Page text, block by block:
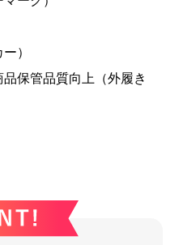
）
保管品質向上（外履き